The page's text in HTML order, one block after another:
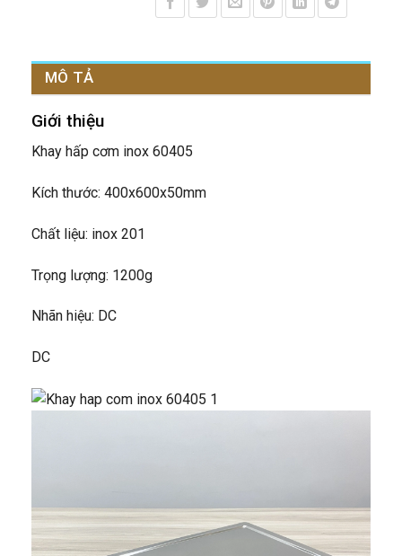
MÔ TẢ
Giới thiệu
Khay hấp cơm inox 60405
Kích thước: 400x600x50mm
Chất liệu: inox 201
Trọng lượng: 1200g
Nhãn hiệu: DC
DC